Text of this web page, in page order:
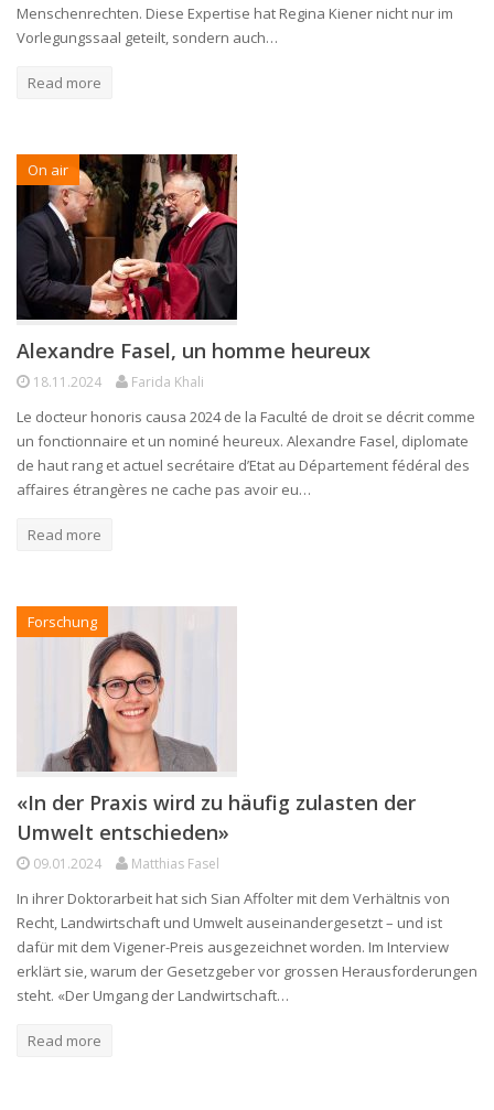
Menschenrechten. Diese Expertise hat Regina Kiener nicht nur im
Vorlegungssaal geteilt, sondern auch…
Read more
On air
Alexandre Fasel, un homme heureux
18.11.2024 Farida Khali
Le docteur honoris causa 2024 de la Faculté de droit se décrit comme
un fonctionnaire et un nominé heureux. Alexandre Fasel, diplomate
de haut rang et actuel secrétaire d’Etat au Département fédéral des
affaires étrangères ne cache pas avoir eu…
Read more
Forschung
«In der Praxis wird zu häufig zulasten der
Umwelt entschieden»
09.01.2024 Matthias Fasel
In ihrer Doktorarbeit hat sich Sian Affolter mit dem Verhältnis von
Recht, Landwirtschaft und Umwelt auseinandergesetzt – und ist
dafür mit dem Vigener-Preis ausgezeichnet worden. Im Interview
erklärt sie, warum der Gesetzgeber vor grossen Herausforderungen
steht. «Der Umgang der Landwirtschaft…
Read more